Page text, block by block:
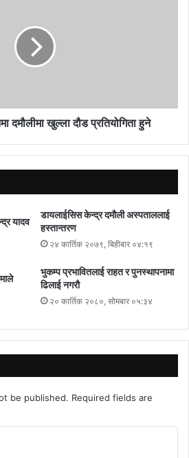
ऐक्यबद्दता रहेको र विभिन्न आधारमा प्रयासहरु
छ, साथै सबैलाई संयमित भई आम नगरवासीको
भनिएको छ ।
दमौलीमा खुल्ला दौड प्रतियोगिता हुने
यादव
डायलाईसिस केन्द्र दमौली अस्पताललाई
हस्तान्तरण
२४ कार्तिक २०७९, बिहीबार ०४:१९
भुकम्प प्रभावितलाई राहत र पुनस्थापनामा
ढिलाई नगरौ
२० कार्तिक २०८०, सोमबार ०५:३४
be published. Required fields are